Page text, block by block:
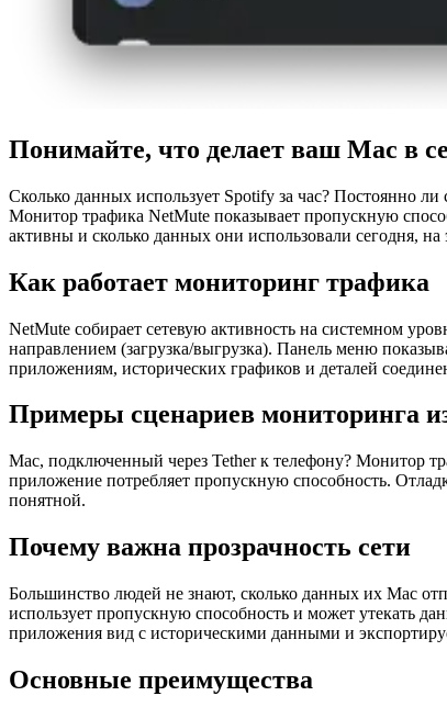
Понимайте, что делает ваш Mac в
Сколько данных использует Spotify за час? Постоянно
Монитор трафика NetMute показывает пропускную
активны и сколько данных они использовали сегодня, на
Как работает мониторинг трафика
NetMute собирает сетевую активность на системном
направлением (загрузка/выгрузка). Панель меню
приложениям, исторических графиков и деталей
Примеры сценариев мониторинга
Mac, подключенный через Tether к телефону? Монитор
приложение потребляет пропускную способность.
понятной.
Почему важна прозрачность сети
Большинство людей не знают, сколько данных их Mac
использует пропускную способность и может утекать
приложения вид с историческими данными и
Основные преимущества